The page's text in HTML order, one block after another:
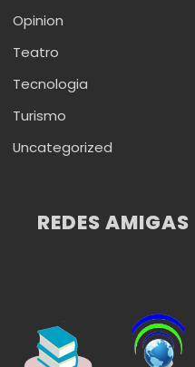
Opinion
Teatro
Tecnologia
Turismo
Uncategorized
REDES AMIGAS